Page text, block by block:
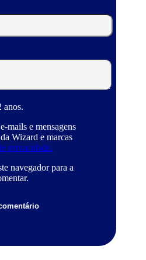
anos.
mails e mensagens
Wizard e marcas
privacidade.
navegador para a